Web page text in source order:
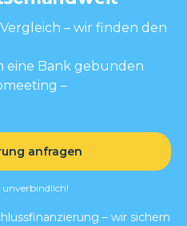
– wir finden den
eine Bank gebunden
–
anfragen
unverbindlich!
– wir sichern